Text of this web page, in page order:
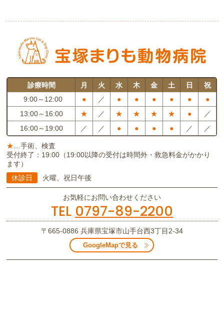
診療時間 月 火 水 木 金 土 日
祝
9:00～12:00
● ／ ● ● ● ● ●
●
13:00～16:00
★ ／ ★ ★ ★ ★ ●
／
16:00～19:00
／ ／ ● ● ● ● ／ ／
★…手術、検査
受付終了：19:00（19:00以降の受付は時間外・救急料金がかかり
ます）
休診日
火曜、祝日午後
お気軽にお問い合わせください
TEL 0797-89-2200
〒665-0886 兵庫県宝塚市山手台西3丁目2-34
GoogleMapで見る